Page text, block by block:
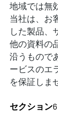
地域では無
当社は、お
した製品、
他の資料の
沿うもので
ービスのエ
を保証しま
セクション